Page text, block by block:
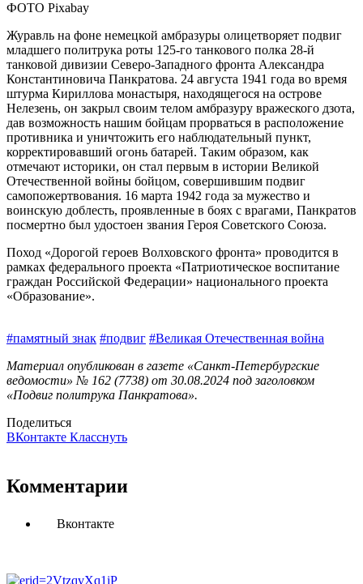
ФОТО Pixabay
Журавль на фоне немецкой амбразуры олицетворяет подвиг
младшего политрука роты 125‑го танкового полка 28‑й
танковой дивизии Северо-Западного фронта Александра
Константиновича Панкратова. 24 августа 1941 года во время
штурма Кириллова монастыря, находящегося на острове
Нелезень, он закрыл своим телом амбразуру вражеского дзота,
дав возможность нашим бойцам прорваться в расположение
противника и уничтожить его наблюдательный пункт,
корректировавший огонь батарей. Таким образом, как
отмечают историки, он стал первым в истории Великой
Отечественной войны бойцом, совершившим подвиг
самопожертвования. 16 марта 1942 года за мужество и
воинскую доблесть, проявленные в боях с врагами, Панкратов
посмертно был удостоен звания Героя Советского Союза.
Поход «Дорогой героев Волховского фронта» проводится в
рамках федерального проекта «Патриотическое воспитание
граждан Российской Федерации» национального проекта
«Образование».
#памятный знак #подвиг #Великая Отечественная война
Материал опубликован в газете «Санкт-Петербургские
ведомости» № 162 (7738) от 30.08.2024 под заголовком
«Подвиг политрука Панкратова».
Поделиться
ВКонтакте Класснуть
Комментарии
Вконтакте